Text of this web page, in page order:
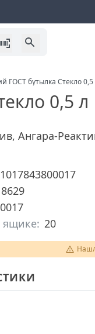
ГОСТ бутылка Стекло 0,5
0,5 л
, Ангара-
1017843800017
ящике: 20